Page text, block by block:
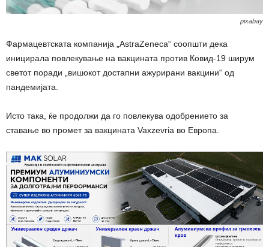
pixabay
Фармацевтската компанија „AstraZeneca“ соопшти дека
иницирала повлекување на вакцината против Ковид-19 ширум
светот поради „вишокот достапни ажурирани вакцини“ од
пандемијата.
Исто така, ќе продолжи да го повлекува одобрението за
ставање во промет за вакцината Vaxzevria во Европа.